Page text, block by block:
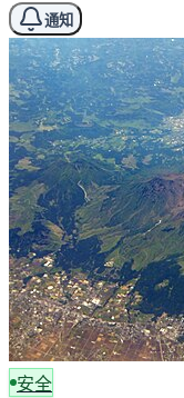
通知
安全